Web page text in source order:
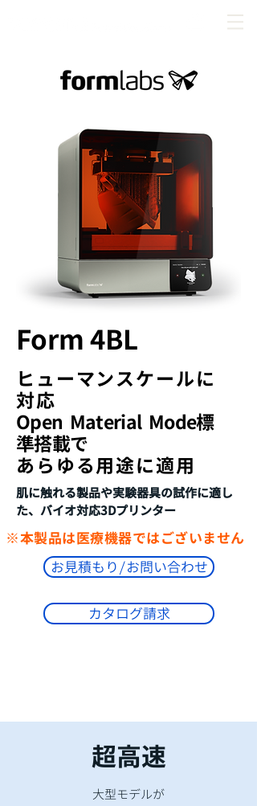
Form 4BL
​ヒューマンスケールに
対応
Open Material Mode標
準搭載で
あらゆる用途に適用
肌に触れる製品や実験器具の試作に適し
た、 バイオ対応3Dプリンター
※本製品は医療機器ではございません
お見積もり/お問い合わせ
カタログ請求
​超高速
大型モデルが